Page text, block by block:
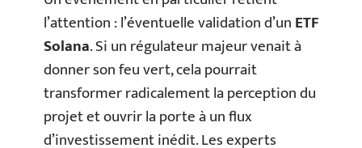
l’attention : l’éventuelle validation d’unETF
Solana. Si un régulateur majeur venait à
donner son feu vert, cela pourrait
transformer radicalement la perception du
projet et ouvrir la porte à un flux
d’investissement inédit. Les experts